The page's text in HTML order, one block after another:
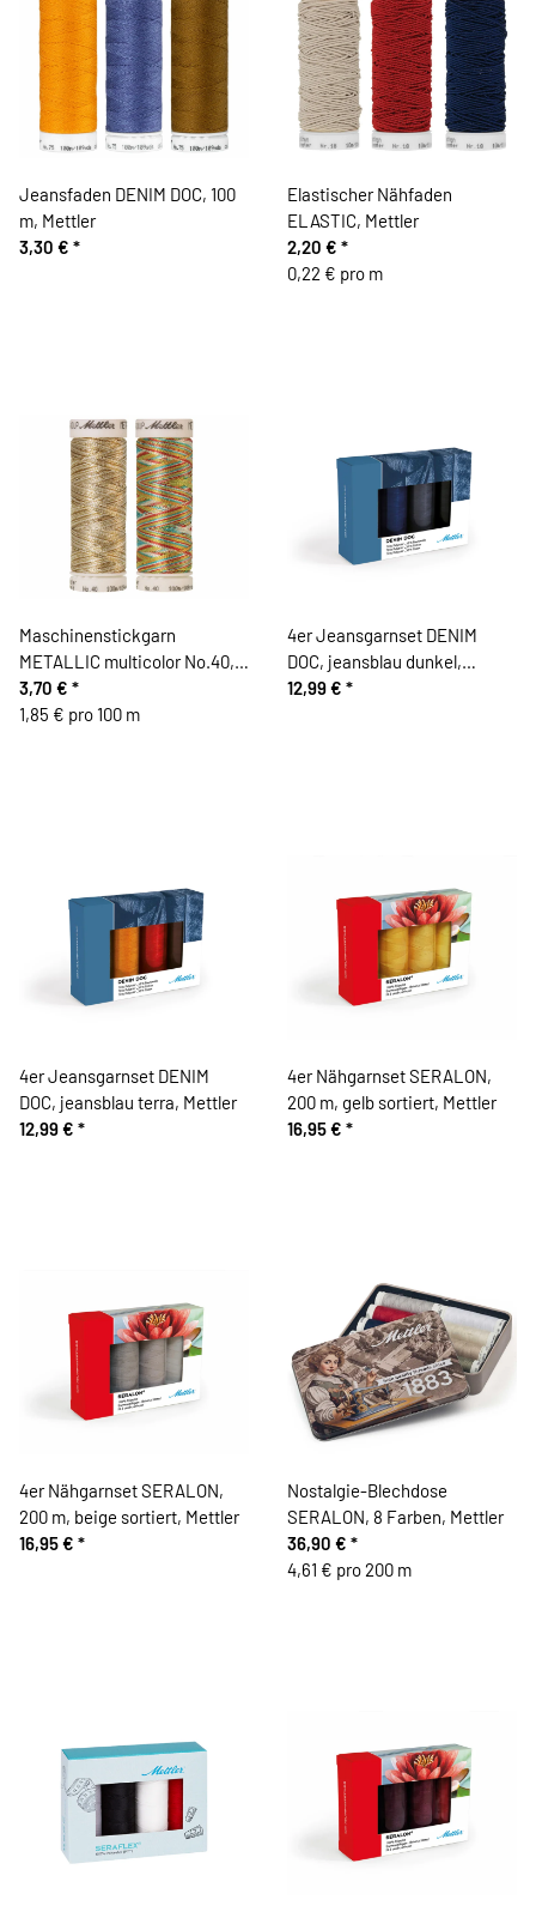
Jeansfaden DENIM DOC, 100
m, Mettler
3,30 € *
Elastischer Nähfaden
ELASTIC, Mettler
2,20 € *
0,22 € pro m
Maschinenstickgarn
METALLIC multicolor No.40,
Mettler
3,70 € *
1,85 € pro 100 m
4er Jeansgarnset DENIM
DOC, jeansblau dunkel,
Mettler
12,99 € *
4er Jeansgarnset DENIM
DOC, jeansblau terra, Mettler
12,99 € *
4er Nähgarnset SERALON,
200 m, gelb sortiert, Mettler
16,95 € *
4er Nähgarnset SERALON,
200 m, beige sortiert, Mettler
16,95 € *
Nostalgie-Blechdose
SERALON, 8 Farben, Mettler
36,90 € *
4,61 € pro 200 m